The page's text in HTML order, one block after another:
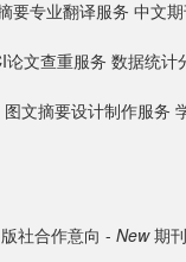
要专业翻译服务 中文
论文查重服务 数据统计
图文摘要设计制作服务
社合作意向 - New 期